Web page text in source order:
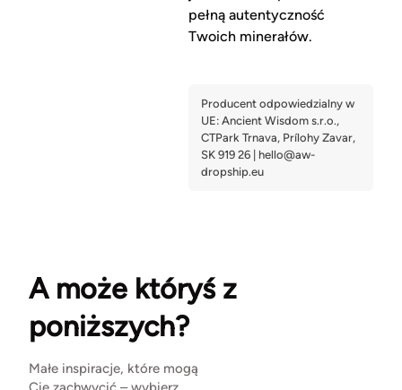
pełną autentyczność
Twoich minerałów.
A może któryś z
poniższych?
Małe inspiracje, które mogą